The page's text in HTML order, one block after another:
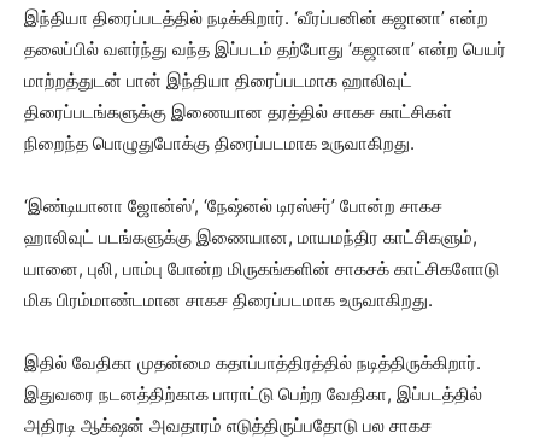
இந்தியா திரைப்படத்தில் நடிக்கிறார். ‘வீரப்பனின் கஜானா’ என்ற
தலைப்பில் வளர்ந்து வந்த இப்படம் தற்போது ‘கஜானா’ என்ற பெயர்
மாற்றத்துடன் பான் இந்தியா திரைப்படமாக ஹாலிவுட்
திரைப்படங்களுக்கு இணையான தரத்தில் சாகச காட்சிகள்
நிறைந்த பொழுதுபோக்கு திரைப்படமாக உருவாகிறது.
‘இண்டியானா ஜோன்ஸ்’, ‘நேஷ்னல் டிரஸ்சர்’ போன்ற சாகச
ஹாலிவுட் படங்களுக்கு இணையான, மாயமந்திர காட்சிகளும்,
யானை, புலி, பாம்பு போன்ற மிருகங்களின் சாகசக் காட்சிகளோடு
மிக பிரம்மாண்டமான சாகச திரைப்படமாக உருவாகிறது.
இதில் வேதிகா முதன்மை கதாப்பாத்திரத்தில் நடித்திருக்கிறார்.
இதுவரை நடனத்திற்காக பாராட்டு பெற்ற வேதிகா, இப்படத்தில்
அதிரடி ஆக்‌ஷன் அவதாரம் எடுத்திருப்பதோடு பல சாகச